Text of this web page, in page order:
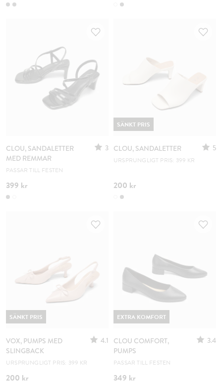
CLOU, SANDALETTER
MED REMMAR
3
PASSAR TILL FESTEN
399 kr
CLOU, SANDALETTER 5
URSPRUNGLIGT PRIS: 399 KR
200 kr
SÄNKT PRIS
VOX, PUMPS MED
SLINGBACK
4.1
URSPRUNGLIGT PRIS: 399 KR
200 kr
SÄNKT PRIS
CLOU COMFORT,
PUMPS
3.4
PASSAR TILL FESTEN
349 kr
EXTRA KOMFORT